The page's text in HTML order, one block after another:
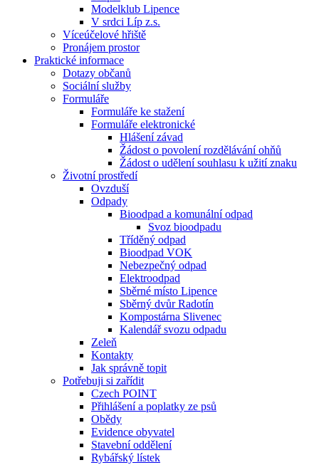
Modelklub Lipence
V srdci Líp z.s.
Víceúčelové hřiště
Pronájem prostor
Praktické informace
Dotazy občanů
Sociální služby
Formuláře
Formuláře ke stažení
Formuláře elektronické
Hlášení závad
Žádost o povolení rozdělávání ohňů
Žádost o udělení souhlasu k užití znaku
Životní prostředí
Ovzduší
Odpady
Bioodpad a komunální odpad
Svoz bioodpadu
Tříděný odpad
Bioodpad VOK
Nebezpečný odpad
Elektroodpad
Sběrné místo Lipence
Sběrný dvůr Radotín
Kompostárna Slivenec
Kalendář svozu odpadu
Zeleň
Kontakty
Jak správně topit
Potřebuji si zařídit
Czech POINT
Přihlášení a poplatky ze psů
Obědy
Evidence obyvatel
Stavební oddělení
Rybářský lístek